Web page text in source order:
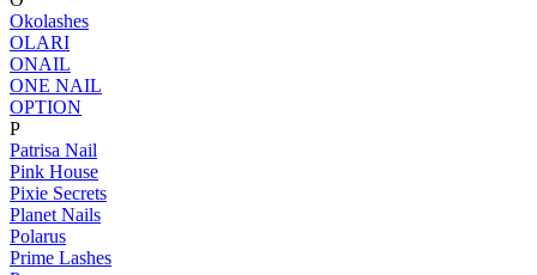
Okolashes
OLARI
ONAIL
ONE NAIL
OPTION
P
Patrisa Nail
Pink House
Pixie Secrets
Planet Nails
Polarus
Prime Lashes